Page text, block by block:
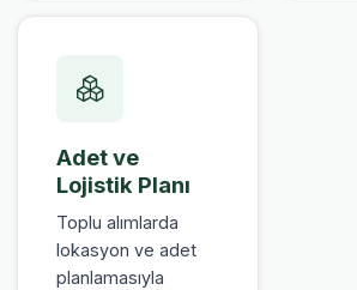
Adet ve
Lojistik Planı
Toplu alımlarda
lokasyon ve adet
planlamasıyla